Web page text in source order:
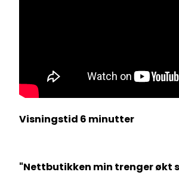
"Nettbutikken min trenger økt
Visningstid 6 minutter